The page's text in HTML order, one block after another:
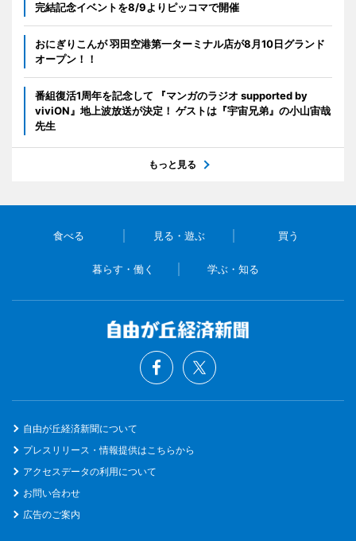
完結記念イベントを8/9よりピッコマで開催
おにぎりこんが 羽田空港第一ターミナル店が8月10日グランド
オープン！！
番組復活1周年を記念して 『マンガのラジオ supported by
viviON』地上波放送が決定！ ゲストは『宇宙兄弟』の小山宙哉
先生
もっと見る
食べる 見る・遊ぶ 買う
暮らす・働く 学ぶ・知る
自由が丘経済新聞について
プレスリリース・情報提供はこちらから
アクセスデータの利用について
お問い合わせ
広告のご案内